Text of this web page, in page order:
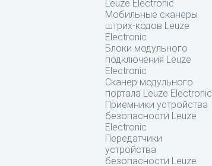
Leuze Electronic
Мобильные сканеры
штрих-кодов Leuze
Electronic
Блоки модульного
подключения Leuze
Electronic
Сканер модульного
портала Leuze Electronic
Приемники устройства
безопасности Leuze
Electronic
Передатчики
устройства
безопасности Leuze